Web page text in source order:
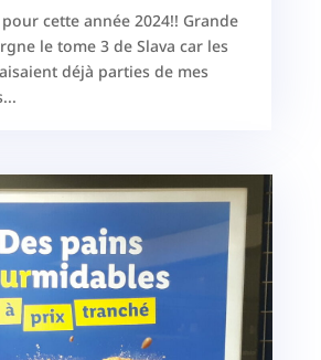
cette année 2024!! Grande
le tome 3 de Slava car les
déjà parties de mes